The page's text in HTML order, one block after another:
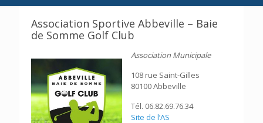
Association Sportive Abbeville – Baie
de Somme Golf Club
Association Municipale
108 rue Saint-Gilles
80100 Abbeville
Tél. 06.82.69.76.34
Site de l’AS